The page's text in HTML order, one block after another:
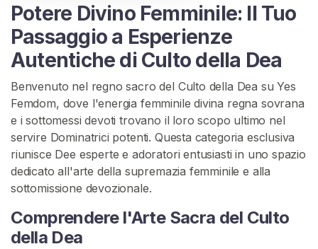
Potere Divino Femminile: Il Tuo
Passaggio a Esperienze
Autentiche di Culto della Dea
Benvenuto nel regno sacro del Culto della Dea su Yes
Femdom, dove l'energia femminile divina regna sovrana
e i sottomessi devoti trovano il loro scopo ultimo nel
servire Dominatrici potenti. Questa categoria esclusiva
riunisce Dee esperte e adoratori entusiasti in uno spazio
dedicato all'arte della supremazia femminile e alla
sottomissione devozionale.
Comprendere l'Arte Sacra del Culto
della Dea
E
s
p
l
o
r
a
D
o
m
n
a